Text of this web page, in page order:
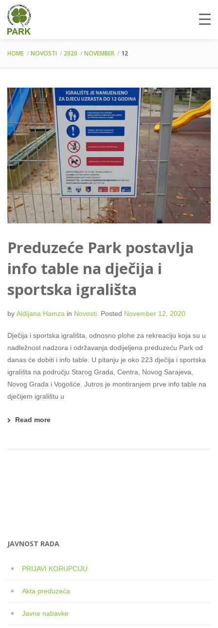
HOME NOVOSTI 2020 NOVEMBER 12
Preduzeće Park postavlja
info table na dječija i
sportska igrališta
by Aldijana Hamza in Novosti Posted November 12, 2020
Dječija i sportska igrališta, odnosno plohe za rekreaciju koja su u
nadležnost nadzora i održavanja dodijeljena preduzeću Park od
danas će dobiti i info table. U pitanju je oko 223 dječija i sportska
igrališta na području Starog Grada, Centra, Novog Sarajeva,
Novog Grada i Vogošće. Jutros je montiranjem prve info table na
dječijem igralištu u
Read more
JAVNOST RADA
PRIJAVI KORUPCIJU
Akta preduzeća
Javne nabavke